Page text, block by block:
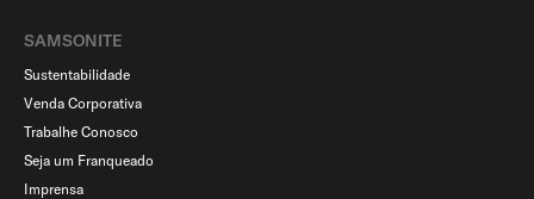
SAMSONITE
Sustentabilidade
Venda Corporativa
Trabalhe Conosco
Seja um Franqueado
Imprensa